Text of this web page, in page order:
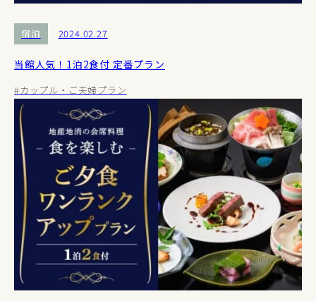
宿泊 2024.02.27
当館人気！1泊2食付 定番プラン
#カップル・ご夫婦プラン